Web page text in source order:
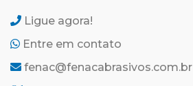
Ligue agora!
Entre em contato
fenac@fenacabrasivos.com.br